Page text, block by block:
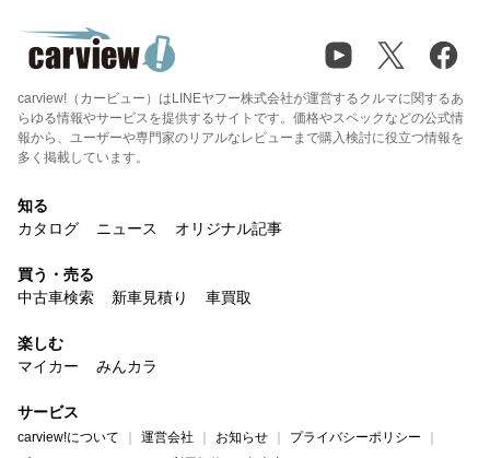
carview!（カービュー）はLINEヤフー株式会社が運営するクルマに関するあ
らゆる情報やサービスを提供するサイトです。価格やスペックなどの公式情
報から、ユーザーや専門家のリアルなレビューまで購入検討に役立つ情報を
多く掲載しています。
知る
カタログ
ニュース オリジナル記事
買う・売る
中古車検索
新車見積り 車買取
楽しむ
マイカー
みんカラ
サービス
carview!について 運営会社 お知らせ
プライバシーポリシー